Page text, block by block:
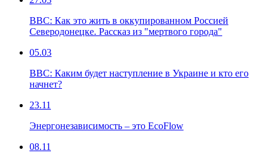
ВВС: Как это жить в оккупированном Россией
Северодонецке. Рассказ из "мертвого города"
05.03
ВВС: Каким будет наступление в Украине и кто его
начнет?
23.11
Энергонезависимость – это EcoFlow
08.11